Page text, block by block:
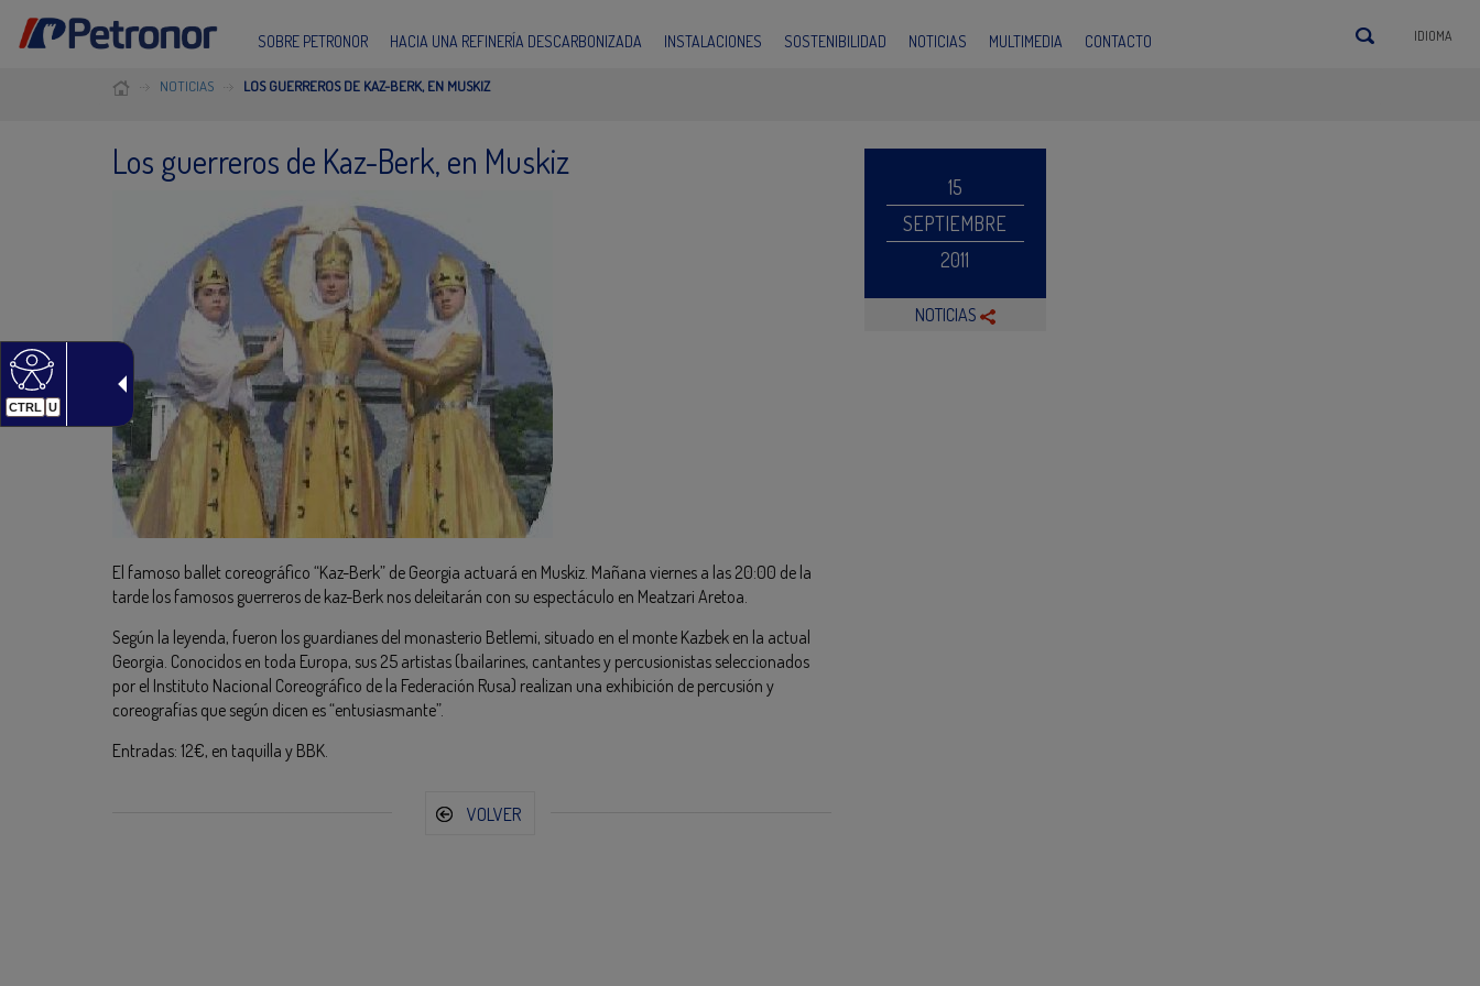
CTRL U
SOBRE PETRONOR HACIA UNA REFINERÍA DESCARBONIZADA INSTALACIONES SOSTENIBILIDAD NOTICIAS MULTIMEDIA CONTACTO IDIOMA
NOTICIAS LOS GUERREROS DE KAZ-BERK, EN MUSKIZ
Los guerreros de Kaz-Berk, en Muskiz
El famoso ballet coreográfico “Kaz-Berk” de Georgia actuará en Muskiz. Mañana viernes a las 20:00 de la
tarde los famosos guerreros de kaz-Berk nos deleitarán con su espectáculo en Meatzari Aretoa.
Según la leyenda, fueron los guardianes del monasterio Betlemi, situado en el monte Kazbek en la actual
Georgia. Conocidos en toda Europa, sus 25 artistas (bailarines, cantantes y percusionistas seleccionados
por el Instituto Nacional Coreográfico de la Federación Rusa) realizan una exhibición de percusión y
coreografías que según dicen es “entusiasmante”.
Entradas: 12€, en taquilla y BBK.
VOLVER
15
SEPTIEMBRE
2011
NOTICIAS